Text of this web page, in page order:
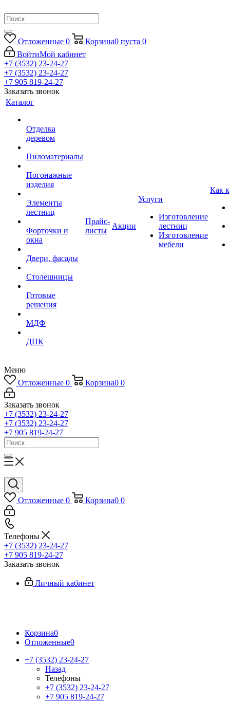
Отложенные 0 Корзина0 пуста 0
ВойтиМой кабинет
+7 (3532) 23-24-27
+7 (3532) 23-24-27
+7 905 819-24-27
Заказать звонок
Каталог
Отделка
деревом
Пиломатериалы
Погонажные
изделия
Элементы
лестниц
Форточки и
окна
Двери, фасады
Столешницы
Готовые
решения
МДФ
ДПК
Прайс-
листы
Акции
Услуги
Изготовление
лестниц
Изготовление
мебели
Как
Меню
Отложенные 0 Корзина0 0
Заказать звонок
+7 (3532) 23-24-27
+7 (3532) 23-24-27
+7 905 819-24-27
Отложенные 0 Корзина0 0
Телефоны
+7 (3532) 23-24-27
+7 905 819-24-27
Заказать звонок
Личный кабинет
Корзина0
Отложенные0
+7 (3532) 23-24-27
Назад
Телефоны
+7 (3532) 23-24-27
+7 905 819-24-27